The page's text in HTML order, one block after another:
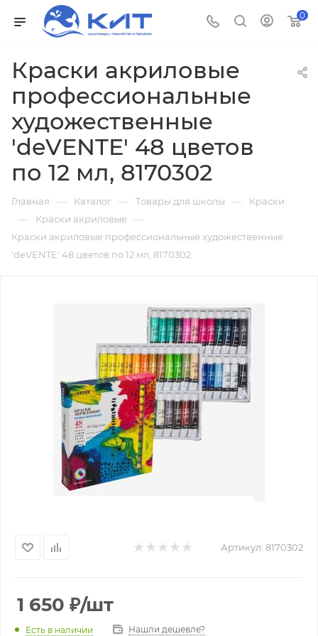
0
Краски акриловые
профессиональные
художественные
'deVENTE' 48 цветов
по 12 мл, 8170302
Главная — Каталог — Товары для школы — Краски
— Краски акриловые —
Краски акриловые профессиональные художественные
'deVENTE' 48 цветов по 12 мл, 8170302
Артикул: 8170302
1 650 ₽/шт
Есть в наличии Нашли дешевле?